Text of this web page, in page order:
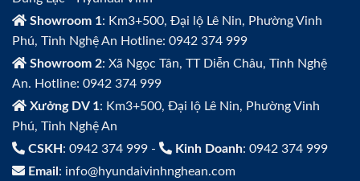
Showroom 1: Km3+500, Đại lộ Lê Nin, Phường Vinh
Phú, Tỉnh Nghệ An Hotline: 0942 374 999
Showroom 2: Xã Ngọc Tân, TT Diễn Châu, Tỉnh Nghệ
An. Hotline: 0942 374 999
Xưởng DV 1: Km3+500, Đại lộ Lê Nin, Phường Vinh
Phú, Tỉnh Nghệ An
CSKH : 0942 374 999 - Kinh Doanh: 0942 374 999
Email : info@hyundaivinhnghean.com